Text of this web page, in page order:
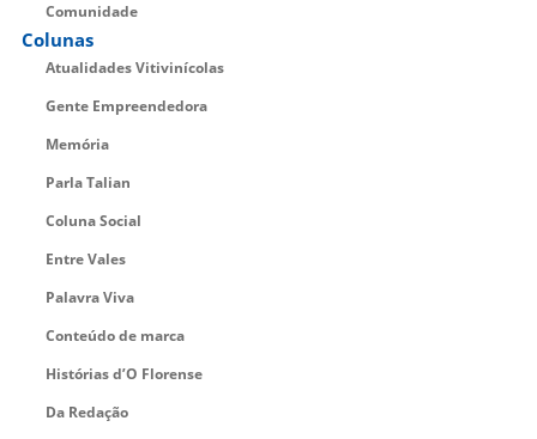
Comunidade
Colunas
Atualidades Vitivinícolas
Gente Empreendedora
Memória
Parla Talian
Coluna Social
Entre Vales
Palavra Viva
Conteúdo de marca
Histórias d’O Florense
Da Redação